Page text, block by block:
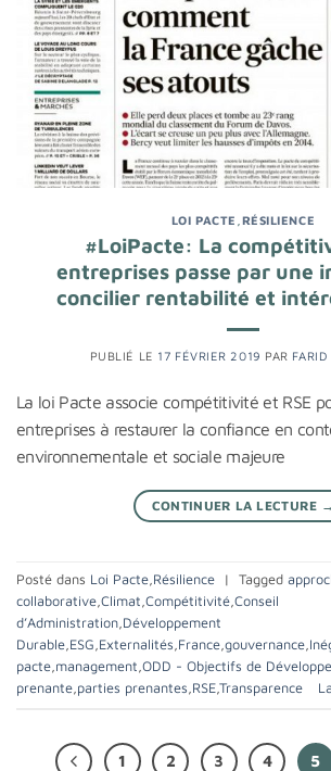
LOI PACTE RÉSILIENCE
#LoiPacte: La
entreprises passe par une
concilier rentabilité et
PUBLIÉ LE 17 FÉVRIER 2019 PAR FARID
La loi Pacte associe compétitivité et RSE
entreprises à restaurer la confiance en
environnementale et sociale majeure
CONTINUER LA LECTURE →
Posté dans Loi Pacte,Résilience | Tagged
collaborative,Climat,Compétitivité,Conseil
d’Administration,Développement
Durable,ESG,Externalités,France,gouvernance,
pacte,management,ODD - Objectifs de
prenante,parties prenantes,RSE,Transparence
1 2 3 4 5